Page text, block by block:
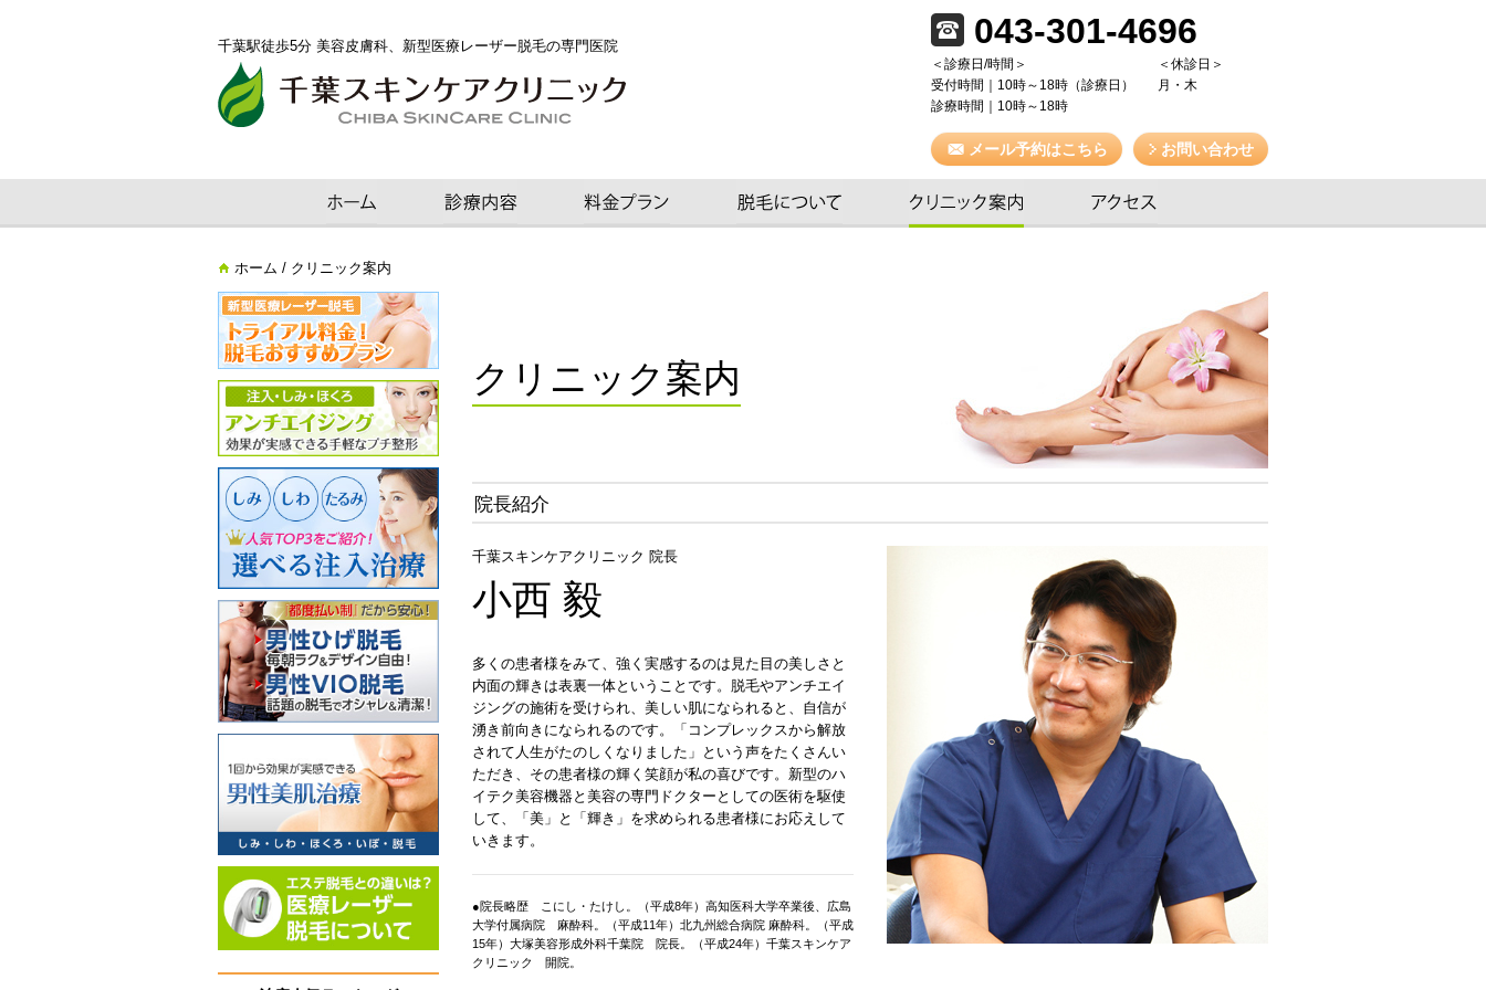
千葉駅徒歩5分 美容皮膚科、新型医療レーザー脱毛の専門医院 043-301-4696
＜診療日/時間＞
受付時間｜10時～18時（診療日）
診療時間｜10時～18時
＜休診日＞
月・木
メール予約はこちら お問い合わせ
ホーム / クリニック案内
クリニック案内
院長紹介
千葉スキンケアクリニック 院長
小西 毅
多くの患者様をみて、強く実感するのは見た目の美しさと
内面の輝きは表裏一体ということです。脱毛やアンチエイ
ジングの施術を受けられ、美しい肌になられると、自信が
湧き前向きになられるのです。「コンプレックスから解放
されて人生がたのしくなりました」という声をたくさんい
ただき、その患者様の輝く笑顔が私の喜びです。新型のハ
イテク美容機器と美容の専門ドクターとしての医術を駆使
して、「美」と「輝き」を求められる患者様にお応えして
いきます。
●院長略歴 こにし・たけし。（平成8年）高知医科大学卒業後、広島
大学付属病院 麻酔科。（平成11年）北九州総合病院 麻酔科。（平成
15年）大塚美容形成外科千葉院 院長。（平成24年）千葉スキンケア
クリニック 開院。